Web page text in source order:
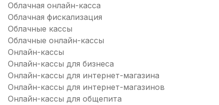
Облачная онлайн-касса
Облачная фискализация
Облачные кассы
Облачные онлайн-кассы
Онлайн-кассы
Онлайн-кассы для бизнеса
Онлайн-кассы для интернет-магазина
Онлайн-кассы для интернет-магазинов
Онлайн-кассы для общепита